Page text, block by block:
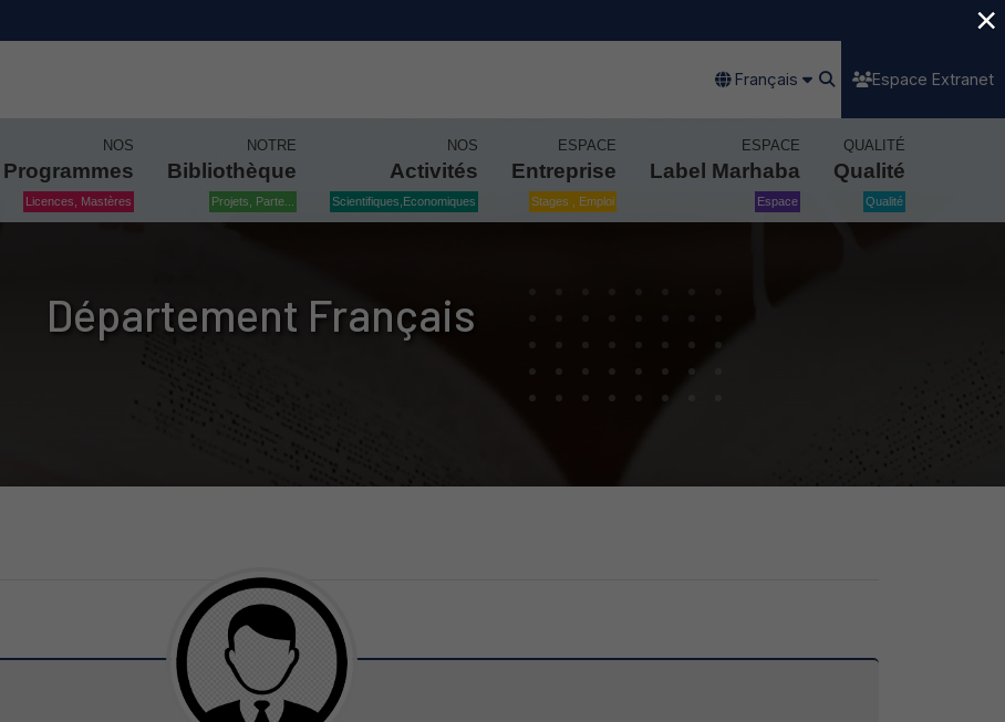
Français Espace Extranet
NOS
Programmes
Licences, Mastères
NOTRE
Bibliothèque
Projets, Parte...
NOS
Activités
Scientifiques,Economiques
ESPACE
Entreprise
Stages , Emploi
ESPACE
Label Marhaba
Espace
QUALITÉ
Qualité
Qualité
Département Français
×